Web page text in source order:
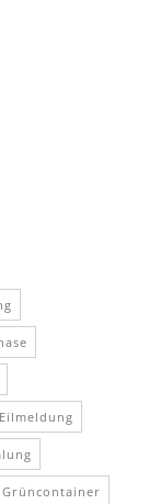
Eilmeldung
Grüncontainer